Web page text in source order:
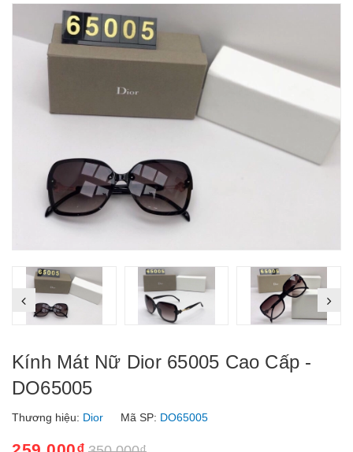
Kính Mát Nữ Dior 65005 Cao Cấp -
DO65005
Thương hiệu: Dior Mã SP: DO65005